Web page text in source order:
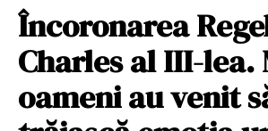
Încoronarea
Charles al III-lea.
oameni au venit